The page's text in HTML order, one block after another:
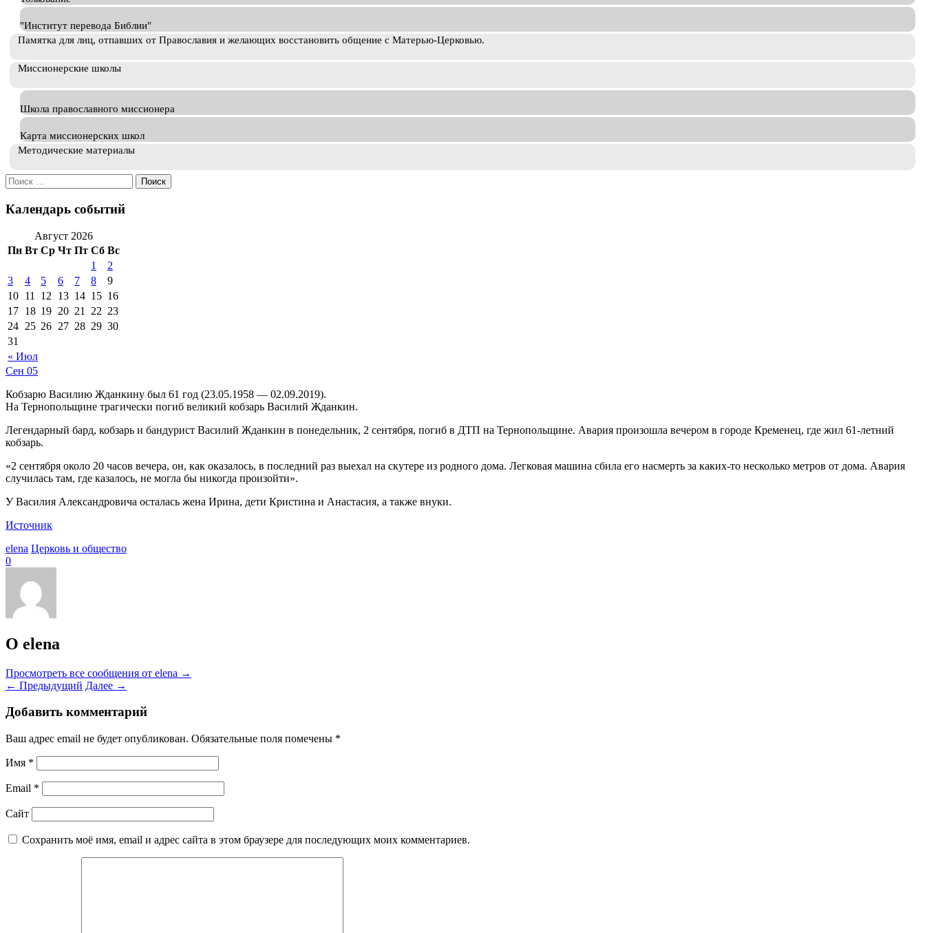
"Институт перевода Библии"
Памятка для лиц, отпавших от Православия и желающих восстановить общение с Матерью-Церковью.
Миссионерские школы
Школа православного миссионера
Карта миссионерских школ
Методические материалы
Искать:
Календарь событий
Август 2026
Пн Вт Ср Чт Пт Сб Вс
« Июл
1
2
3
4 5 6 7 8
9
10 11 12 13 14 15 16
17 18 19 20 21 22 23
24 25 26 27 28 29 30
31
Сен 05
Кобзарю Василию Жданкину был 61 год (23.05.1958 — 02.09.2019).
На Тернопольщине трагически погиб великий кобзарь Василий Жданкин.
Легендарный бард, кобзарь и бандурист Василий Жданкин в понедельник, 2 сентября, погиб в ДТП на Тернопольщине. Авария произошла вечером в городе Кременец, где жил 61-летний
кобзарь.
«2 сентября около 20 часов вечера, он, как оказалось, в последний раз выехал на скутере из родного дома. Легковая машина сбила его насмерть за каких-то несколько метров от дома. Авария
случилась там, где казалось, не могла бы никогда произойти».
У Василия Александровича осталась жена Ирина, дети Кристина и Анастасия, а также внуки.
Источник
elena Церковь и общество
0
О elena
Просмотреть все сообщения от elena →
← Предыдущий Далее →
Добавить комментарий
Ваш адрес email не будет опубликован. Обязательные поля помечены *
Имя *
Email *
Сайт
Сохранить моё имя, email и адрес сайта в этом браузере для последующих моих комментариев.